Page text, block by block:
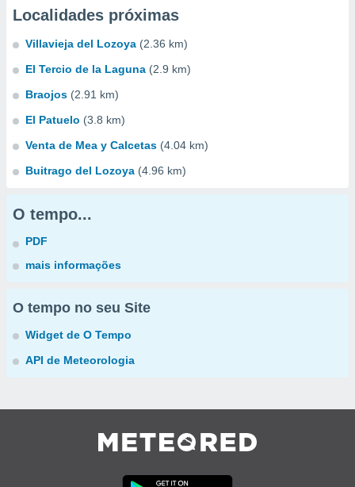
Localidades próximas
Villavieja del Lozoya (2.36 km)
El Tercio de la Laguna (2.9 km)
Braojos (2.91 km)
El Patuelo (3.8 km)
Venta de Mea y Calcetas (4.04 km)
Buitrago del Lozoya (4.96 km)
O tempo...
PDF
mais informações
O tempo no seu Site
Widget de O Tempo
API de Meteorologia